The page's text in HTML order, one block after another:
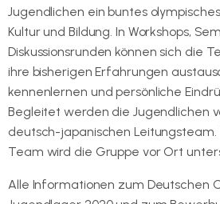
Jugendlichen ein buntes
Kultur und Bildung. In Workshops,
Diskussionsrunden können sich die
ihre bisherigen Erfahrungen
kennenlernen und persönliche
Begleitet werden die Jugendlichen
deutsch-japanischen Leitungsteam.
Team wird die Gruppe vor Ort
Alle Informationen zum Deutschen